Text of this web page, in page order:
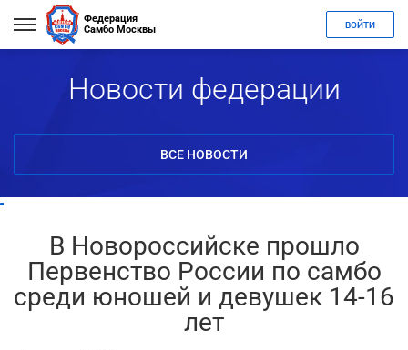
Федерация
Самбо Москвы
ВОЙТИ
Новости федерации
ВСЕ НОВОСТИ
В Новороссийске прошло
Первенство России по самбо
среди юношей и девушек 14-16
лет